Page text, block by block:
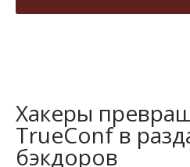
Хакеры
TrueConf в
бэкдоров